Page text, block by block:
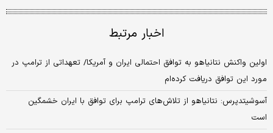
اخبار مرتبط
اولین واکنش نتانیاهو به توافق احتمالی ایران و آمریکا/ تعهداتی از ترامپ در
مورد این توافق دریافت کرده‌ام
آسوشیتدپرس: نتانیاهو از تلاش‌های ترامپ برای توافق با ایران خشمگین
است